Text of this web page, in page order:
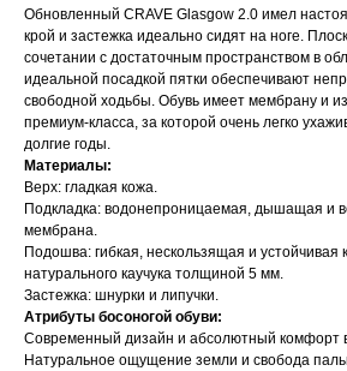
Обновленный CRAVE Glasgow 2.0 имел
крой и застежка идеально сидят на ноге.
сочетании с достаточным пространством в
идеальной посадкой пятки обеспечивают
свободной ходьбы. Обувь имеет мембрану и
премиум-класса, за которой очень легко
долгие годы.
Материалы:
Верх: гладкая кожа.
Подкладка: водонепроницаемая, дышащая и
мембрана.
Подошва: гибкая, нескользящая и
натурального каучука толщиной 5 мм.
Застежка: шнурки и липучки.
Атрибуты босоногой обуви:
Современный дизайн и абсолютный комфорт
Натуральное ощущение земли и свобода